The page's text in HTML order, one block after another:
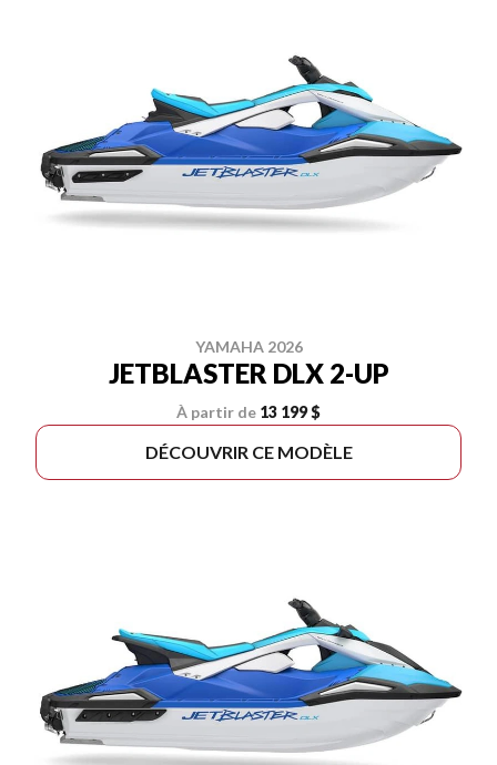
YAMAHA 2026
JETBLASTER DLX 2-UP
À partir de 13 199 $
DÉCOUVRIR CE MODÈLE